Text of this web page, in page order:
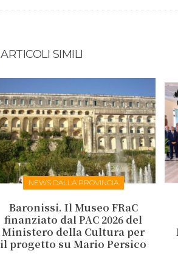
ARTICOLI SIMILI
NEWS DALLA PROVINCIA
Baronissi. Il Museo FRaC
finanziato dal PAC 2026 del
Ministero della Cultura per
il progetto su Mario Persico